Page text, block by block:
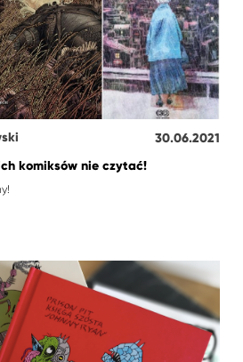
30.06.2021
komiksów nie czytać!